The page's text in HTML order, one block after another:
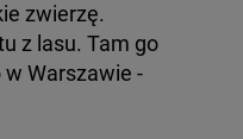
zwierzę.
z lasu. Tam go
Warszawie -